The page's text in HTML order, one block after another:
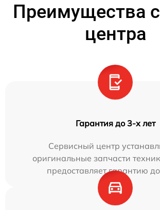
Преимущества
центра
Гарантия до 3-х лет
Сервисный центр
оригинальные запчасти
предоставляет гарантию